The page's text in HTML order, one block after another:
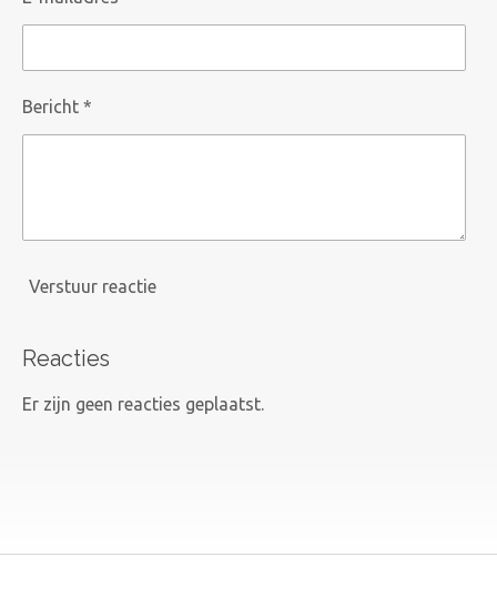
Bericht *
Verstuur reactie
Reacties
Er zijn geen reacties geplaatst.